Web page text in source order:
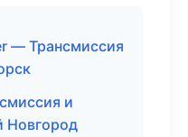
— Трансмиссия
и
Новгород